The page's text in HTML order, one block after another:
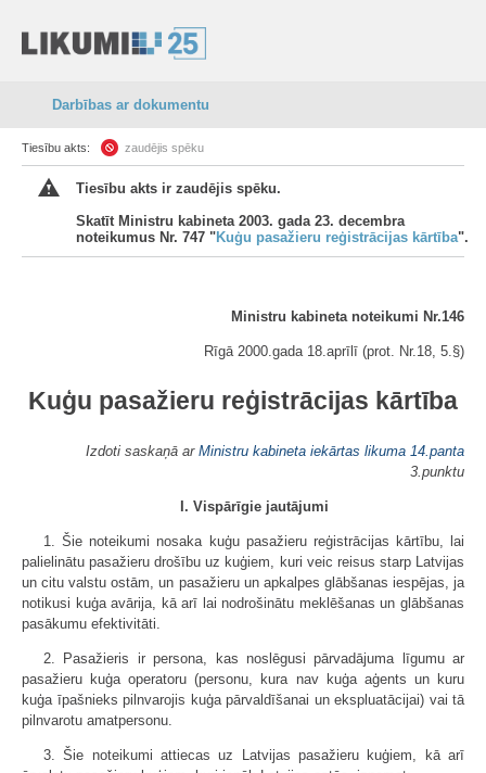
Darbības ar dokumentu
Tiesību akts: zaudējis spēku
Tiesību akts ir zaudējis spēku.
Skatīt Ministru kabineta 2003. gada 23. decembra
noteikumus Nr. 747 "Kuģu pasažieru reģistrācijas kārtība".
Ministru kabineta noteikumi Nr.146
Rīgā 2000.gada 18.aprīlī (prot. Nr.18, 5.§)
Kuģu pasažieru reģistrācijas kārtība
Izdoti saskaņā ar Ministru kabineta iekārtas likuma 14.panta
3.punktu
I. Vispārīgie jautājumi
1. Šie noteikumi nosaka kuģu pasažieru reģistrācijas kārtību, lai
palielinātu pasažieru drošību uz kuģiem, kuri veic reisus starp Latvijas
un citu valstu ostām, un pasažieru un apkalpes glābšanas iespējas, ja
notikusi kuģa avārija, kā arī lai nodrošinātu meklēšanas un glābšanas
pasākumu efektivitāti.
2. Pasažieris ir persona, kas noslēgusi pārvadājuma līgumu ar
pasažieru kuģa operatoru (personu, kura nav kuģa aģents un kuru
kuģa īpašnieks pilnvarojis kuģa pārvaldīšanai un ekspluatācijai) vai tā
pilnvarotu amatpersonu.
3. Šie noteikumi attiecas uz Latvijas pasažieru kuģiem, kā arī